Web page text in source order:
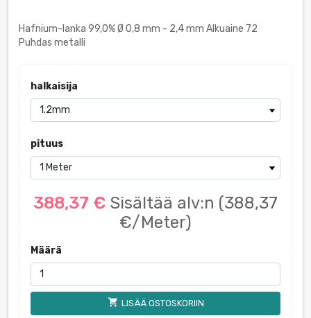
Hafnium-lanka 99,0% Ø 0,8 mm - 2,4 mm Alkuaine 72
Puhdas metalli
halkaisija
pituus
388,37 € Sisältää alv:n (388,37
€/Meter)
Määrä
shopping_cart LISÄÄ OSTOSKORIIN